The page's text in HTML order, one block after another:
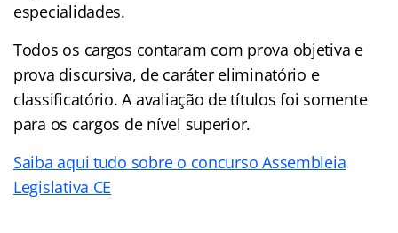
especialidades.
Todos os cargos contaram com prova objetiva e
prova discursiva, de caráter eliminatório e
classificatório. A avaliação de títulos foi somente
para os cargos de nível superior.
Saiba aqui tudo sobre o concurso Assembleia
Legislativa CE